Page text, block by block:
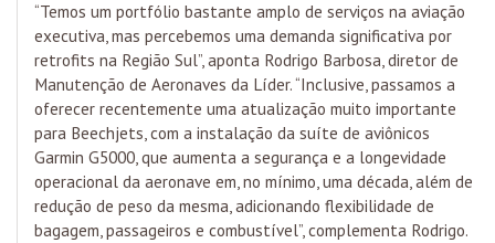
“Temos um portfólio bastante amplo de serviços na aviação
executiva, mas percebemos uma demanda significativa por
retrofits na Região Sul”, aponta Rodrigo Barbosa, diretor de
Manutenção de Aeronaves da Líder. “Inclusive, passamos a
oferecer recentemente uma atualização muito importante
para Beechjets, com a instalação da suíte de aviônicos
Garmin G5000, que aumenta a segurança e a longevidade
operacional da aeronave em, no mínimo, uma década, além de
redução de peso da mesma, adicionando flexibilidade de
bagagem, passageiros e combustível”, complementa Rodrigo.